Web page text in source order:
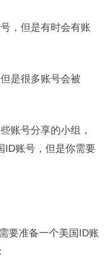
，但是有时会有账
是很多账号会被
账号分享的小组，
ID账号，但是你需要
要准备一个美国ID账